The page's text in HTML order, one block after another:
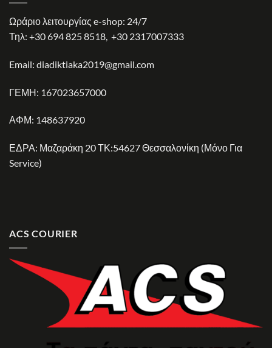
Ωράριο λειτουργίας e-shop: 24/7
Τηλ: +30 694 825 8518, +30 2317007333
Email: diadiktiaka2019@gmail.com
ΓΕΜΗ: 167023657000
ΑΦΜ: 148637920
ΕΔΡΑ: Μαζαράκη 20 ΤΚ:54627 Θεσσαλονίκη (Μόνο Για
Service)
ACS COURIER